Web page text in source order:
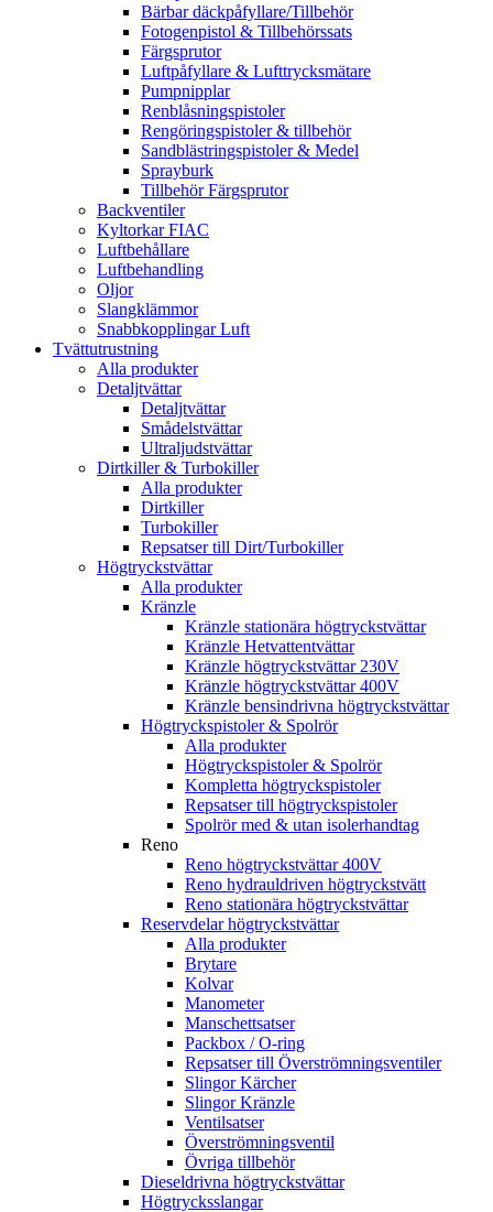
Bärbar däckpåfyllare/Tillbehör
Fotogenpistol & Tillbehörssats
Färgsprutor
Luftpåfyllare & Lufttrycksmätare
Pumpnipplar
Renblåsningspistoler
Rengöringspistoler & tillbehör
Sandblästringspistoler & Medel
Sprayburk
Tillbehör Färgsprutor
Backventiler
Kyltorkar FIAC
Luftbehållare
Luftbehandling
Oljor
Slangklämmor
Snabbkopplingar Luft
Tvättutrustning
Alla produkter
Detaljtvättar
Detaljtvättar
Smådelstvättar
Ultraljudstvättar
Dirtkiller & Turbokiller
Alla produkter
Dirtkiller
Turbokiller
Repsatser till Dirt/Turbokiller
Högtryckstvättar
Alla produkter
Kränzle
Kränzle stationära högtryckstvättar
Kränzle Hetvattentvättar
Kränzle högtryckstvättar 230V
Kränzle högtryckstvättar 400V
Kränzle bensindrivna högtryckstvättar
Högtryckspistoler & Spolrör
Alla produkter
Högtryckspistoler & Spolrör
Kompletta högtryckspistoler
Repsatser till högtryckspistoler
Spolrör med & utan isolerhandtag
Reno
Reno högtryckstvättar 400V
Reno hydrauldriven högtryckstvätt
Reno stationära högtryckstvättar
Reservdelar högtryckstvättar
Alla produkter
Brytare
Kolvar
Manometer
Manschettsatser
Packbox / O-ring
Repsatser till Överströmningsventiler
Slingor Kärcher
Slingor Kränzle
Ventilsatser
Överströmningsventil
Övriga tillbehör
Dieseldrivna högtryckstvättar
Högtrycksslangar